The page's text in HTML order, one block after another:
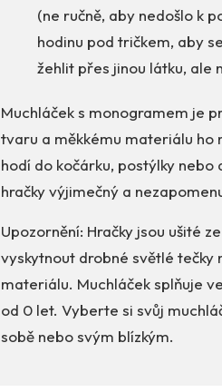
(ne ručně, aby nedošlo k
hodinu pod tričkem, aby
žehlit přes jinou látku, ale
Muchláček s monogramem je
tvaru a měkkému materiálu ho
hodí do kočárku, postýlky
hračky výjimečný a
Upozornění: Hračky jsou ušité
vyskytnout drobné světlé tečky
materiálu. Muchláček splňuje
od 0 let. Vyberte si svůj
sobě nebo svým blízkým.